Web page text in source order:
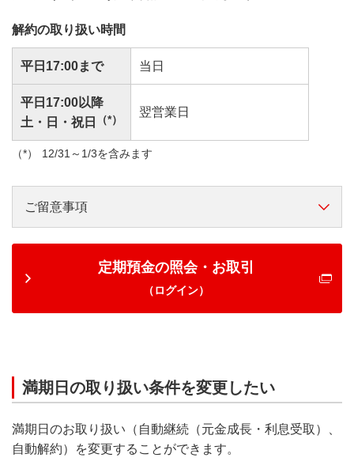
解約の取り扱い時間
平日17:00まで 当日
平日17:00以降
土・日・祝日
（*）
翌営業日
12/31～1/3を含みます
ご留意事項
定期預金の照会・お取引
（ログイン）
満期日の取り扱い条件を変更したい
満期日のお取り扱い（自動継続（元金成長・利息受取）、
自動解約）を変更することができます。